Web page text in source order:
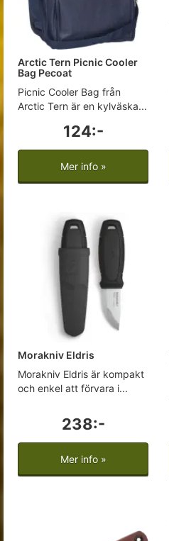
Arctic Tern Picnic Cooler
Bag Pecoat
Picnic Cooler Bag från
Arctic Tern är en kylväska...
124:-
Mer info »
Morakniv Eldris
Morakniv Eldris är kompakt
och enkel att förvara i...
238:-
Mer info »